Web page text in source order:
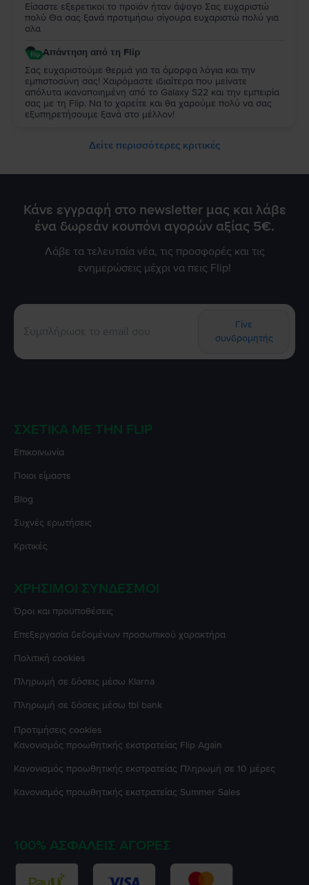
Είσαστε εξερετικοι το προϊόν ήταν άψογο Σας ευχαριστώ
πολύ Θα σας ξανά προτιμήσω σίγουρα ευχαριστώ πολύ για
ολα
Απάντηση από τη Flip
Σας ευχαριστούμε θερμά για τα όμορφα λόγια και την
εμπιστοσύνη σας! Χαιρόμαστε ιδιαίτερα που μείνατε
απόλυτα ικανοποιημένη από τo Galaxy S22 και την εμπειρία
σας με τη Flip. Να to χαρείτε και θα χαρούμε πολύ να σας
εξυπηρετήσουμε ξανά στο μέλλον!
Δείτε περισσότερες κριτικές
Κάνε εγγραφή στο newsletter μας και λάβε
ένα δωρεάν κουπόνι αγορών αξίας 5€.
Λάβε τα τελευταία νέα, τις προσφορές και τις
ενημερώσεις μέχρι να πεις Flip!
Γίνε
συνδρομητής
ΣΧΕΤΙΚΆ ΜΕ ΤΗΝ FLIP
Επικοινωνία
Ποιοι είμαστε
Blog
Συχνές ερωτήσεις
Κριτικές
ΧΡΉΣΙΜΟΙ ΣΎΝΔΕΣΜΟΙ
Όροι και προϋποθέσεις
Επεξεργασία δεδομένων προσωπικού χαρακτήρα
Πολιτική cookies
Πληρωμή σε δόσεις μέσω Klarna
Πληρωμή σε δόσεις μέσω tbi bank
Προτιμήσεις cookies
Κανονισμός προωθητικής εκστρατείας Flip Again
Κανονισμός προωθητικής εκστρατείας Πληρωμή σε 10 μέρες
Κανονισμός προωθητικής εκστρατείας Summer Sales
100% ΑΣΦΑΛΕΊΣ ΑΓΟΡΈΣ